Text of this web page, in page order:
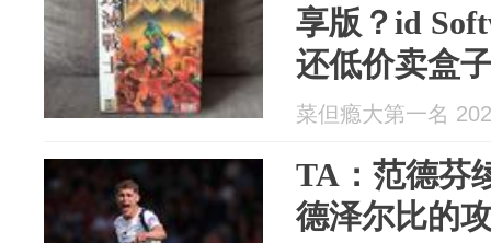
享版？id
还低价卖盒
菜但瘾大第一名
TA：范德芬
德泽尔比的